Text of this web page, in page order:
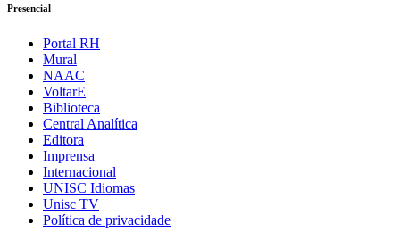
Presencial
Portal RH
Mural
NAAC
VoltarE
Biblioteca
Central Analítica
Editora
Imprensa
Internacional
UNISC Idiomas
Unisc TV
Política de privacidade